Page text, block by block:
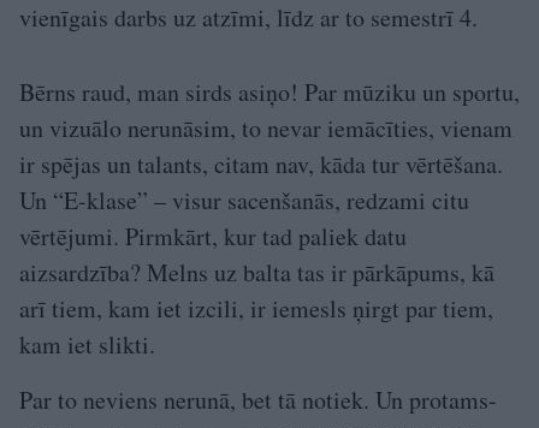
vienīgais darbs uz atzīmi, līdz ar to semestrī 4.
Bērns raud, man sirds asiņo! Par mūziku un sportu,
un vizuālo nerunāsim, to nevar iemācīties, vienam
ir spējas un talants, citam nav, kāda tur vērtēšana.
Un “E-klase” – visur sacenšanās, redzami citu
vērtējumi. Pirmkārt, kur tad paliek datu
aizsardzība? Melns uz balta tas ir pārkāpums, kā
arī tiem, kam iet izcili, ir iemesls ņirgt par tiem,
kam iet slikti.
Par to neviens nerunā, bet tā notiek. Un protams-